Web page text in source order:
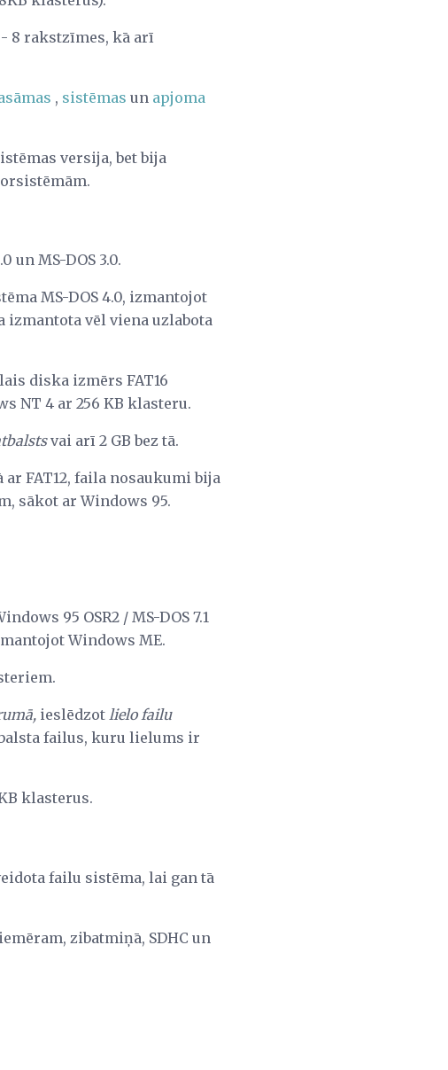
8 rakstzīmes, kā arī
, sistēmas un apjoma
versija, bet bija
un MS-DOS 3.0.
MS-DOS 4.0, izmantojot
izmantota vēl viena uzlabota
diska izmērs FAT16
NT 4 ar 256 KB klasteru.
vai arī 2 GB bez tā.
FAT12, faila nosaukumi bija
sākot ar Windows 95.
95 OSR2 / MS-DOS 7.1
Windows ME.
ieslēdzot lielo failu
failus, kuru lielums ir
klasterus.
failu sistēma, lai gan tā
zibatmiņā, SDHC un